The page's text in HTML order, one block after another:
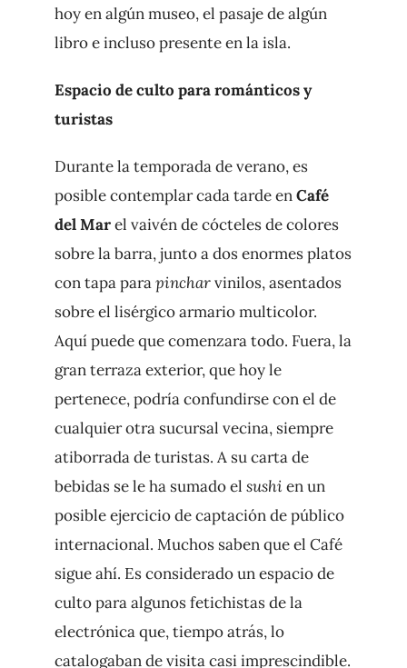
hoy en algún museo, el pasaje de algún
libro e incluso presente en la isla.
Espacio de culto para románticos y
turistas
Durante la temporada de verano, es
posible contemplar cada tarde enCafé
del Marel vaivén de cócteles de colores
sobre la barra, junto a dos enormes platos
con tapa parapincharvinilos, asentados
sobre el lisérgico armario multicolor.
Aquí puede que comenzara todo. Fuera, la
gran terraza exterior, que hoy le
pertenece, podría confundirse con el de
cualquier otra sucursal vecina, siempre
atiborrada de turistas. A su carta de
bebidas se le ha sumado el sushi en un
posible ejercicio de captación de público
internacional. Muchos saben que el Café
sigue ahí. Es considerado un espacio de
culto para algunos fetichistas de la
electrónica que, tiempo atrás, lo
catalogaban de visita casi imprescindible.